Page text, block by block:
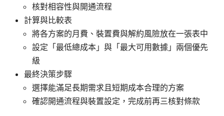
核對相容性與開通流程
計算與比較表
將各方案的月費、裝置費與解約風險放在一張表中
設定「最低總成本」與「最大可用數據」兩個優先
級
最終決策步驟
選擇能滿足長期需求且短期成本合理的方案
確認開通流程與裝置設定，完成前再三核對條款